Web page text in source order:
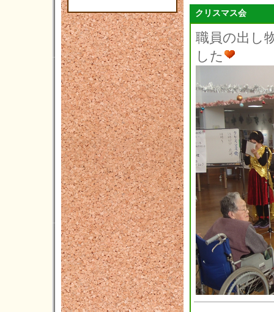
2025年02月(5)
2025年01月(3)
2024年12月(3)
2024年11月(4)
2024年10月(14)
2024年09月(14)
2024年08月(7)
2024年07月(16)
2024年06月(9)
2024年05月(10)
2024年04月(5)
2024年03月(7)
2024年02月(2)
2024年01月(6)
2023年12月(4)
クリスマス会
職員の出し
した